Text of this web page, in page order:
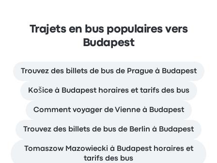
Trajets en bus populaires vers
Budapest
Trouvez des billets de bus de Prague à Budapest
Košice à Budapest horaires et tarifs des bus
Comment voyager de Vienne à Budapest
Trouvez des billets de bus de Berlin à Budapest
Tomaszow Mazowiecki à Budapest horaires et
tarifs des bus